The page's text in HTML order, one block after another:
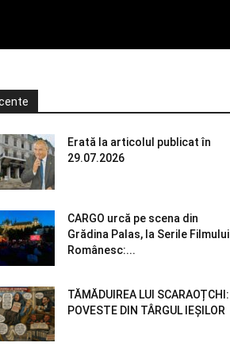
Erată la articolul publicat în
29.07.2026
CARGO urcă pe scena din
Grădina Palas, la Serile Filmului
Românesc:...
TĂMĂDUIREA LUI SCARAOȚCHI:
POVESTE DIN TÂRGUL IEȘILOR